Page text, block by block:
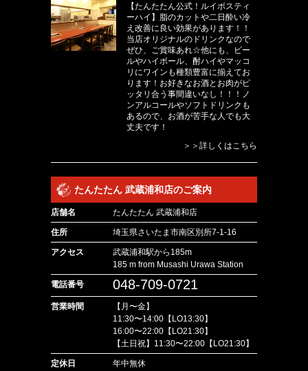
【たんたたん公式！ルイボスティ
ーハイ】脂のカットや二日酔い冷
え改善に良い効果があります！！
当店オリジナルのドリンクなので
ぜひ、ご賞味あれ☆他にも、ビー
ルやハイボール、酎ハイやマッコ
リにワインも種類豊富に揃えてお
ります！お好きなお酒とお肉がピ
ッタリ合う事間違いなし！！！ノ
ンアルコールやソフトドリンクも
あるので、お酒が苦手な人でも大
丈夫です！
＞＞詳しくはこちら
たんたたん 武蔵浦和店のご案内
店舗名 たんたたん 武蔵浦和店
住所 埼玉県さいたま市南区別所7-1-16
アクセス
武蔵浦和駅から185m
185 m from Musashi Urawa Station
電話番号 048-709-0721
営業時間
【月〜金】
11:30〜14:00【LO13:30】
16:00〜22:00【LO21:30】
【土日祝】11:30〜22:00【LO21:30】
定休日 年中無休